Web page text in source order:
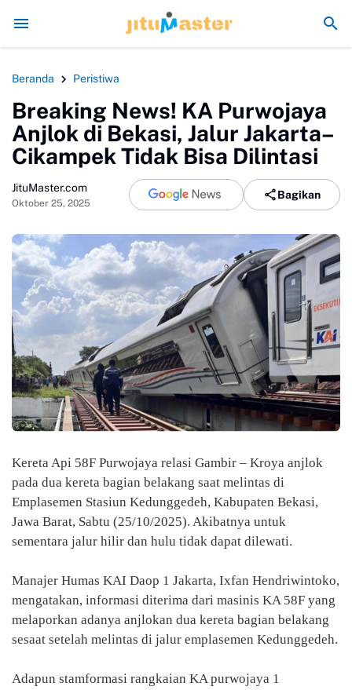
seperti Sengaja Rusak Alam SumatraEnergi Politik Tersedot
Beranda Peristiwa
Breaking News! KA Purwojaya
Anjlok di Bekasi, Jalur Jakarta–
Cikampek Tidak Bisa Dilintasi
JituMaster.com
Oktober 25, 2025
Bagikan
Kereta Api 58F Purwojaya relasi Gambir – Kroya anjlok
pada dua kereta bagian belakang saat melintas di
Emplasemen Stasiun Kedunggedeh, Kabupaten Bekasi,
Jawa Barat, Sabtu (25/10/2025). Akibatnya untuk
sementara jalur hilir dan hulu tidak dapat dilewati.
Manajer Humas KAI Daop 1 Jakarta, Ixfan Hendriwintoko,
mengatakan, informasi diterima dari masinis KA 58F yang
melaporkan adanya anjlokan dua kereta bagian belakang
sesaat setelah melintas di jalur emplasemen Kedunggedeh.
Adapun stamformasi rangkaian KA purwojaya 1